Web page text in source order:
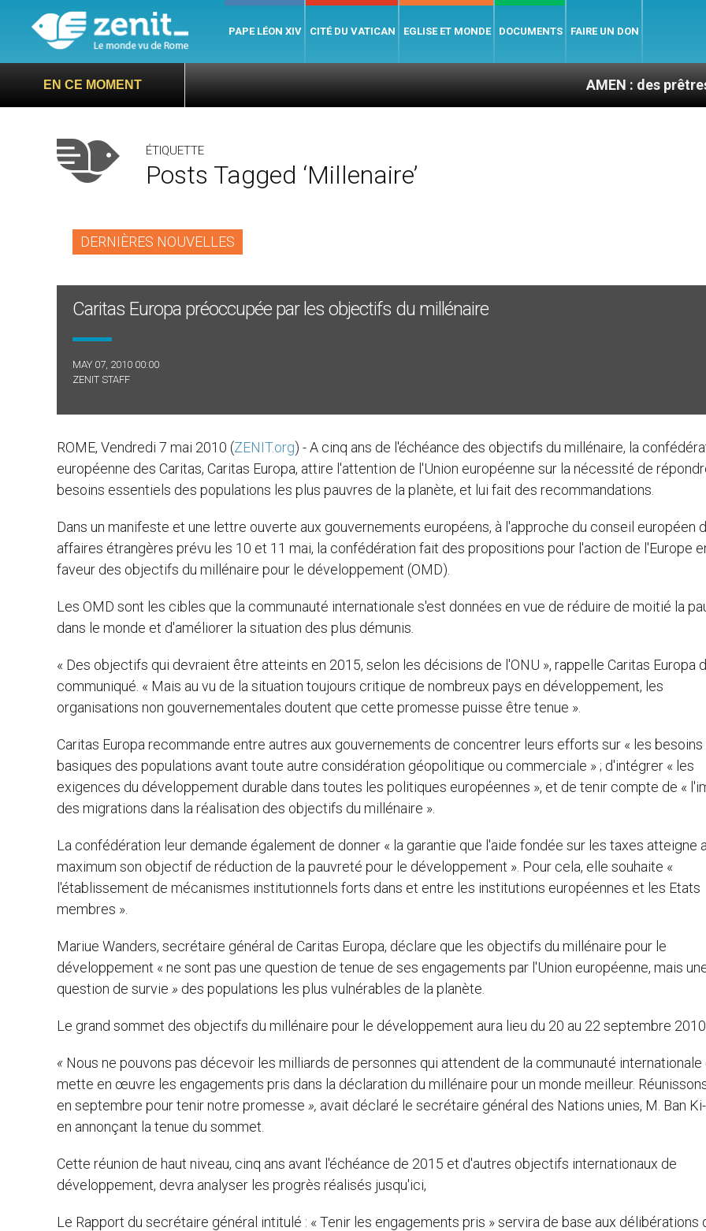
PAPE LÉON XIV CITÉ DU VATICAN EGLISE ET MONDE DOCUMENTS FAIRE UN DON
EN CE MOMENT AMEN : des prêtres à
ÉTIQUETTE
Posts Tagged ‘millenaire’
DERNIÈRES NOUVELLES
Caritas Europa préoccupée par les objectifs du millénaire
MAY 07, 2010 00:00
ZENIT STAFF
ROME, Vendredi 7 mai 2010 (ZENIT.org) - A cinq ans de l'échéance des objectifs du millénaire, la
européenne des Caritas, Caritas Europa, attire l'attention de l'Union européenne sur la nécessité de
besoins essentiels des populations les plus pauvres de la planète, et lui fait des recommandations.
Dans un manifeste et une lettre ouverte aux gouvernements européens, à l'approche du conseil européen
affaires étrangères prévu les 10 et 11 mai, la confédération fait des propositions pour l'action de l'Europe
faveur des objectifs du millénaire pour le développement (OMD).
Les OMD sont les cibles que la communauté internationale s'est données en vue de réduire de moitié la
dans le monde et d'améliorer la situation des plus démunis
« Des objectifs qui devraient être atteints en 2015, selon les décisions de l'ONU », rappelle Caritas Europa
communiqué. « Mais au vu de la situation toujours critique de nombreux pays en développement, les
organisations non gouvernementales doutent que cette promesse puisse être tenue ».
Caritas Europa recommande entre autres aux gouvernements de concentrer leurs efforts sur « les besoins
basiques des populations avant toute autre considération géopolitique ou commerciale » ; d'intégrer « les
exigences du développement durable dans toutes les politiques européennes », et de tenir compte de «
des migrations dans la réalisation des objectifs du millénaire ».
La confédération leur demande également de donner « la garantie que l'aide fondée sur les taxes atteigne
maximum son objectif de réduction de la pauvreté pour le développement ». Pour cela, elle souhaite «
l'établissement de mécanismes institutionnels forts dans et entre les institutions européennes et les Etats
membres ».
Mariue Wanders, secrétaire général de Caritas Europa, déclare que les objectifs du millénaire pour le
développement « ne sont pas une question de tenue de ses engagements par l'Union européenne, mais
question de survie » des populations les plus vulnérables de la planète.
Le grand sommet des objectifs du millénaire pour le développement aura lieu du 20 au 22 septembre 2010.
« Nous ne pouvons pas décevoir les milliards de personnes qui attendent de la communauté internationale
mette en œuvre les engagements pris dans la déclaration du millénaire pour un monde meilleur.
en septembre pour tenir notre promesse », avait déclaré le secrétaire général des Nations unies, M. Ban
en annonçant la tenue du sommet.
Cette réunion de haut niveau, cinq ans avant l'échéance de 2015 et d'autres objectifs internationaux de
développement, devra analyser les progrès réalisés jusqu'ici,
Le Rapport du secrétaire général intitulé : « Tenir les engagements pris » servira de base aux délibérations